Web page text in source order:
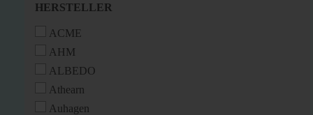
HERSTELLER
HERSTELLER
ACME
AHM
ALBEDO
Athearn
Auhagen